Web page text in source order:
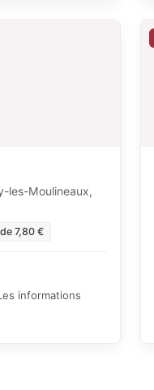
les-Moulineaux,
7,80 €
informations